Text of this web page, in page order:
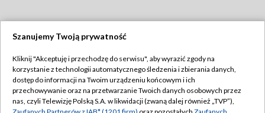
TVP
Abonament TVP
Emisja w TVP
Regulamin TVP
Szanujemy Twoją prywatność
Kliknij "Akceptuję i przechodzę do serwisu", aby wyrazić zgody na
korzystanie z technologii automatycznego śledzenia i zbierania danych,
dostęp do informacji na Twoim urządzeniu końcowym i ich
przechowywanie oraz na przetwarzanie Twoich danych osobowych przez
nas, czyli Telewizję Polską S.A. w likwidacji (zwaną dalej również „TVP”),